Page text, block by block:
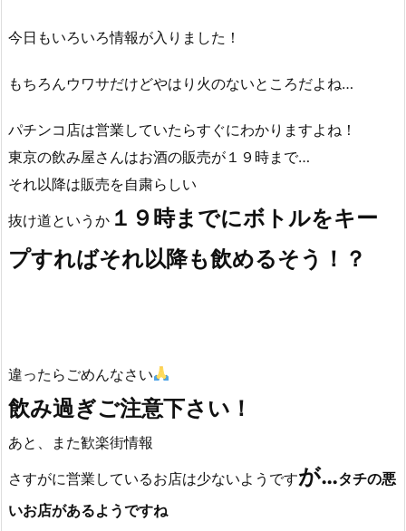
今日もいろいろ情報が入りました！
もちろんウワサだけどやはり火のないところだよね…
パチンコ店は営業していたらすぐにわかりますよね！
東京の飲み屋さんはお酒の販売が１９時まで…
それ以降は販売を自粛らしい
抜け道というか１９時までにボトルをキー
違ったらごめんなさい
飲み過ぎご注意下さい！
あと、また歓楽街情報
さすがに営業しているお店は少ないようです